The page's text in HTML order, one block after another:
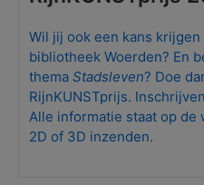
Wil jij ook een kans
bibliotheek Woerden? En
themaStadsleven? Doe
RijnKUNSTprijs.
Alle informatie staat op
2D of 3D inzenden.